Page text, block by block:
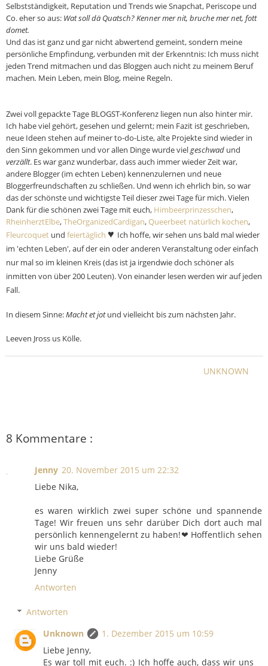
Selbstständigkeit, Reputation und Trends wie Snapchat, Periscope und
Co. eher so aus: Wat soll dä Quatsch? Kenner mer nit, bruche mer net, fott
domet.
Und das ist ganz und gar nicht abwertend gemeint, sondern meine
persönliche Empfindung, verbunden mit der Erkenntnis: Ich muss nicht
jeden Trend mitmachen und das Bloggen auch nicht zu meinem Beruf
machen. Mein Leben, mein Blog, meine Regeln.
Zwei voll gepackte Tage BLOGST-Konferenz liegen nun also hinter mir.
Ich habe viel gehört, gesehen und gelernt; mein Fazit ist geschrieben,
neue Ideen stehen auf meiner to-do-Liste, alte Projekte sind wieder in
den Sinn gekommen und vor allen Dinge wurde vielgeschwad und
verzällt. Es war ganz wunderbar, dass auch immer wieder Zeit war,
andere Blogger (im echten Leben) kennenzulernen und neue
Bloggerfreundschaften zu schließen. Und wenn ich ehrlich bin, so war
das der schönste und wichtigste Teil dieser zwei Tage für mich. Vielen
Dank für die schönen zwei Tage mit euch, Himbeerprinzesschen,
RheinherztElbe,TheOrganizedCardigan,Queerbeet natürlich kochen,
Fleurcoquet und feiertäglich ♥ Ich hoffe, wir sehen uns bald mal wieder
im 'echten Leben', auf der ein oder anderen Veranstaltung oder einfach
nur mal so im kleinen Kreis (das ist ja irgendwie doch schöner als
inmitten von über 200 Leuten). Von einander lesen werden wir auf jeden
Fall.
In diesem Sinne:Macht et jotund vielleicht bis zum nächsten Jahr.
Leeven Jross us Kölle.
UNKNOWN
8 Kommentare :
Jenny 20. November 2015 um 22:32
Liebe Nika,
es waren wirklich zwei super schöne und spannende
Tage! Wir freuen uns sehr darüber Dich dort auch mal
persönlich kennengelernt zu haben!❤ Hoffentlich sehen
wir uns bald wieder!
Liebe Grüße
Jenny
Antworten
Antworten
Unknown
1. Dezember 2015 um 10:59
Liebe Jenny,
Es war toll mit euch. :) Ich hoffe auch, dass wir uns